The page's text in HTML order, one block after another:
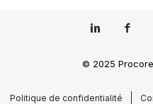
© 2025
Politique de confidentialité